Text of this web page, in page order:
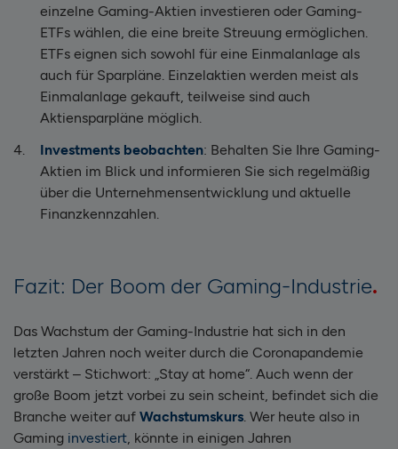
einzelne Gaming-Aktien investieren oder Gaming-
ETFs wählen, die eine breite Streuung ermöglichen.
ETFs eignen sich sowohl für eine Einmalanlage als
auch für Sparpläne. Einzelaktien werden meist als
Einmalanlage gekauft, teilweise sind auch
Aktiensparpläne möglich.
Investments beobachten: Behalten Sie Ihre Gaming-
Aktien im Blick und informieren Sie sich regelmäßig
über die Unternehmensentwicklung und aktuelle
Finanzkennzahlen.
Fazit: Der Boom der Gaming-Industrie
Das Wachstum der Gaming-Industrie hat sich in den
letzten Jahren noch weiter durch die Coronapandemie
verstärkt – Stichwort: „Stay at home“. Auch wenn der
große Boom jetzt vorbei zu sein scheint, befindet sich die
Branche weiter auf Wachstumskurs. Wer heute also in
Gaming investiert, könnte in einigen Jahren